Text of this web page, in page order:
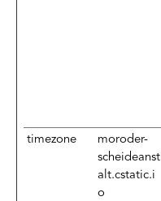
timezone
moroder-
scheideanst
alt.cstatic.i
o